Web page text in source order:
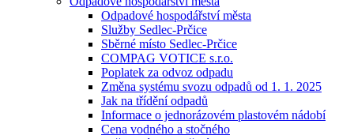
Odpadové hospodářství města
Služby Sedlec-Prčice
Sběrné místo Sedlec-Prčice
COMPAG VOTICE s.r.o.
Poplatek za odvoz odpadu
Změna systému svozu odpadů od 1. 1. 2025
Jak na třídění odpadů
Informace o jednorázovém plastovém nádobí
Cena vodného a stočného